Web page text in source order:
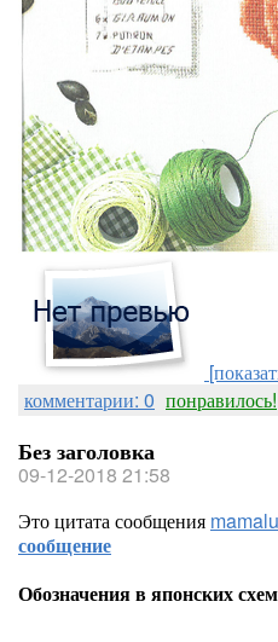
комментарии: 0 понравилось!
Без заголовка
09-12-2018 21:58
Это цитата сообщения
сообщение
Обозначения в японских